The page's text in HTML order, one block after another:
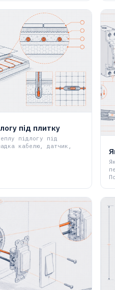
під плитку
підлогу під
кабелю, датчик,